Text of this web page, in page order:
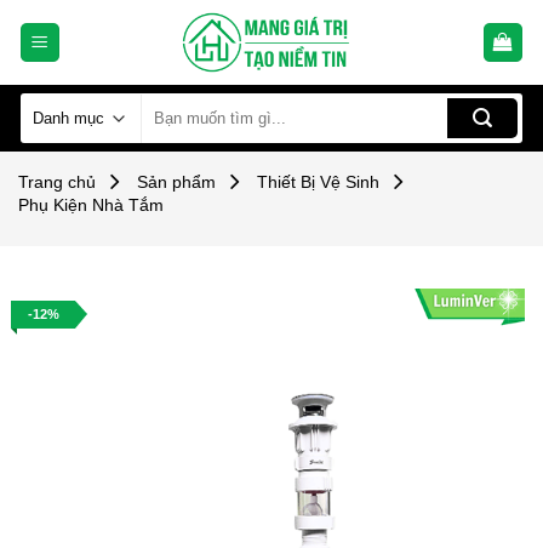
kiếm:
Trang chủ Sản phẩm
Thiết Bị Vệ Sinh
Phụ Kiện Nhà Tắm
-12%